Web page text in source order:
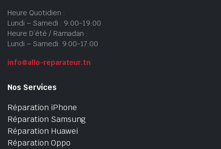
Heure Quotidien :
Lundi – Samedi : 9:00-19:00
Heure D’été / Ramadan :
Lundi – Samedi: 9:00-17:00
info@allo-reparateur.tn
Nos Services
Réparation iPhone
Réparation Samsung
Réparation Huawei
Réparation Oppo